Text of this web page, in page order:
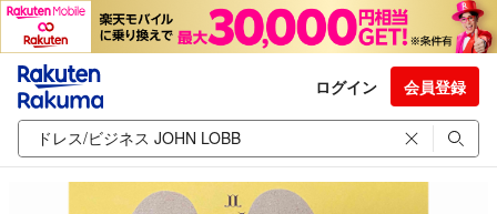
ログイン 会員登録